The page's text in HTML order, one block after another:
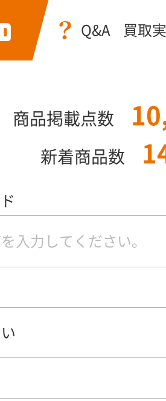
Q&A 買取
商品掲載点数
新着商品数